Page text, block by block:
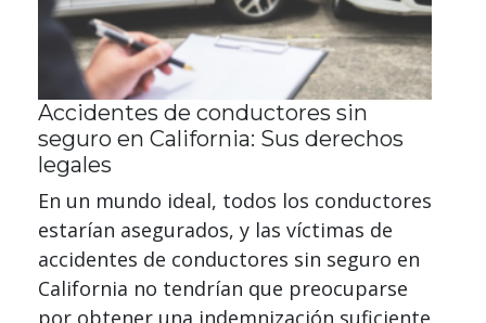
Accidentes de conductores sin
seguro en California: Sus derechos
legales
En un mundo ideal, todos los conductores
estarían asegurados, y las víctimas de
accidentes de conductores sin seguro en
California no tendrían que preocuparse